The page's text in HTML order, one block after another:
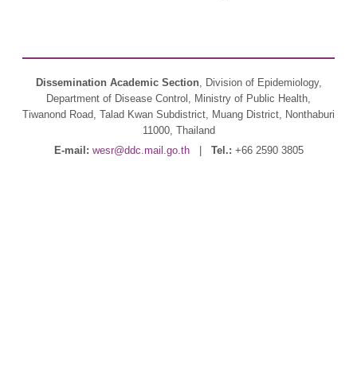
Dissemination Academic Section, Division of Epidemiology,
Department of Disease Control, Ministry of Public Health,
Tiwanond Road, Talad Kwan Subdistrict, Muang District, Nonthaburi
11000, Thailand
E-mail: wesr@ddc.mail.go.th| Tel.: +66 2590 3805